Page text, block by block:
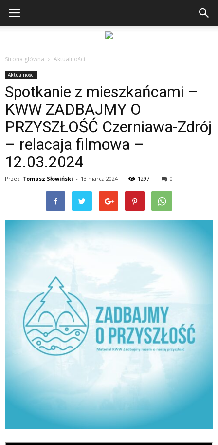
Strona główna Aktualności
Aktualności
Spotkanie z mieszkańcami –
KWW ZADBAJMY O
PRZYSZŁOŚĆ Czerniawa-Zdrój
– relacaja filmowa –
12.03.2024
Przez Tomasz Słowiński - 13 marca 2024 1297 0